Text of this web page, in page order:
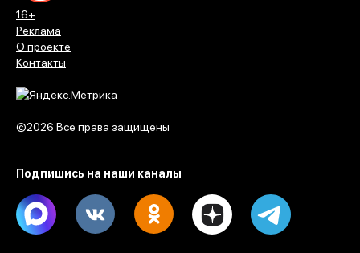
16+
Реклама
О проекте
Контакты
©2026 Все права защищены
Подпишись на наши каналы
Max Dzen